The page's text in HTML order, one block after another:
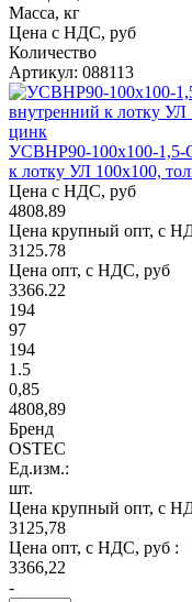
Масса, кг
Цена с НДС, руб
Количество
Артикул: 088113
УСВНР90-100х100-1,5-
к лотку УЛ 100х100,
Цена с НДС, руб
4808.89
Цена крупный опт, с
3125.78
Цена опт, с НДС, руб
3366.22
194
97
194
1.5
0,85
4808,89
Бренд
OSTEC
Ед.изм.:
шт.
Цена крупный опт, с
3125,78
Цена опт, с НДС, руб :
3366,22
-